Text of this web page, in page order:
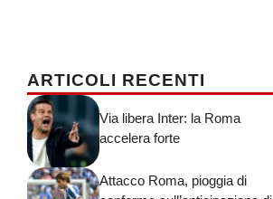
ARTICOLI RECENTI
Via libera Inter: la Roma
accelera forte
Attacco Roma, pioggia di